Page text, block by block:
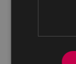
puzgarriak